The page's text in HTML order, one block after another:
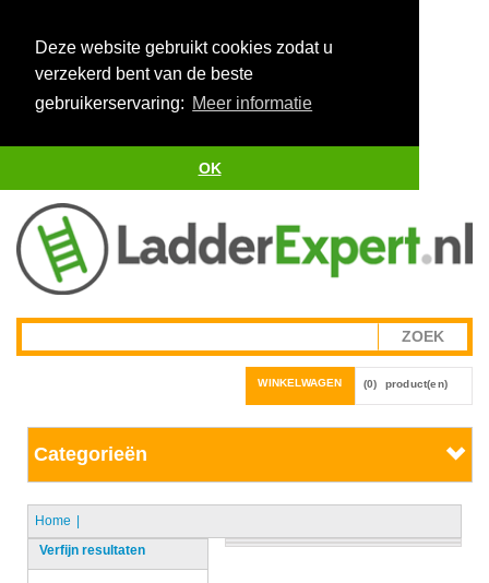
Deze website gebruikt cookies zodat u
verzekerd bent van de beste
gebruikerservaring: Meer informatie
OK
WINKELWAGEN (0) product(en)
Categorieën
Home
Verfijn resultaten